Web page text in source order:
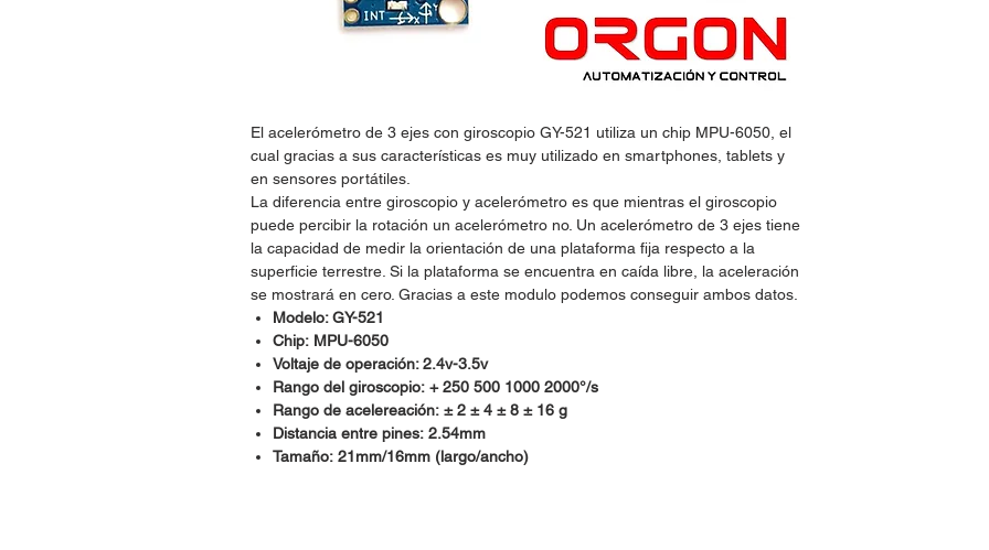
El acelerómetro de 3 ejes con giroscopio GY-521 utiliza un chip MPU-6050, el
cual gracias a sus características es muy utilizado en smartphones, tablets y
en sensores portátiles.
La diferencia entre giroscopio y acelerómetro es que mientras el giroscopio
puede percibir la rotación un acelerómetro no. Un acelerómetro de 3 ejes tiene
la capacidad de medir la orientación de una plataforma fija respecto a la
superficie terrestre. Si la plataforma se encuentra en caída libre, la aceleración
se mostrará en cero. Gracias a este modulo podemos conseguir ambos datos.
Modelo: GY-521
Chip: MPU-6050
Voltaje de operación: 2.4v-3.5v
Rango del giroscopio: + 250 500 1000 2000°/s
Rango de acelereación: ± 2 ± 4 ± 8 ± 16 g
Distancia entre pines: 2.54mm
Tamaño: 21mm/16mm (largo/ancho)